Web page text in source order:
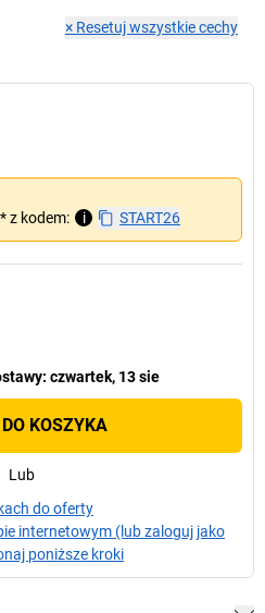
× Resetuj wszystkie cechy
z kodem:
i START26
: czwartek, 13 sie
DO KOSZYKA
Lub
do oferty
internetowym (lub zaloguj jako
poniższe kroki